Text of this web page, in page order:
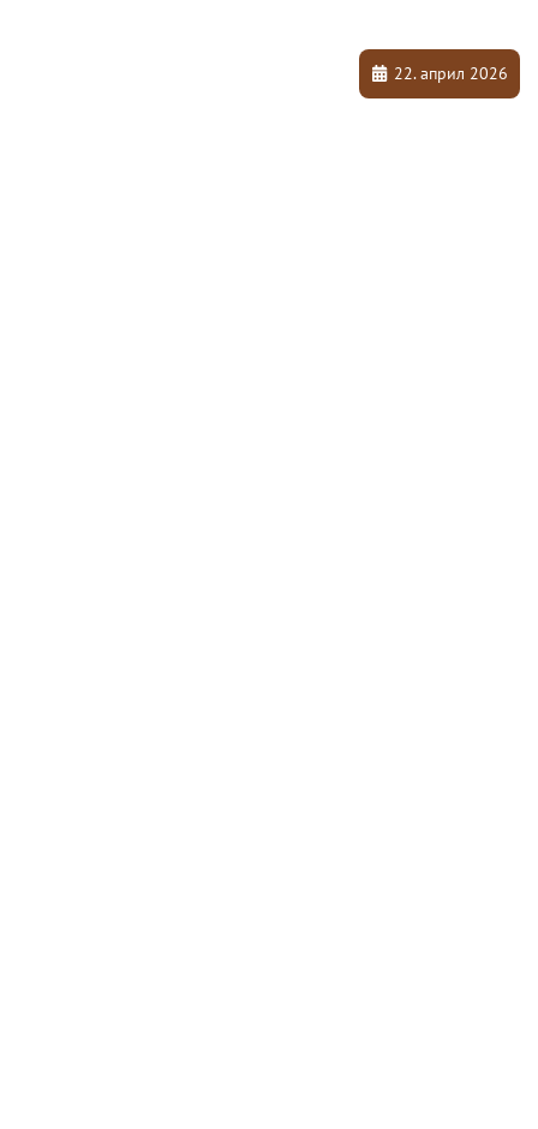
22. април 2026